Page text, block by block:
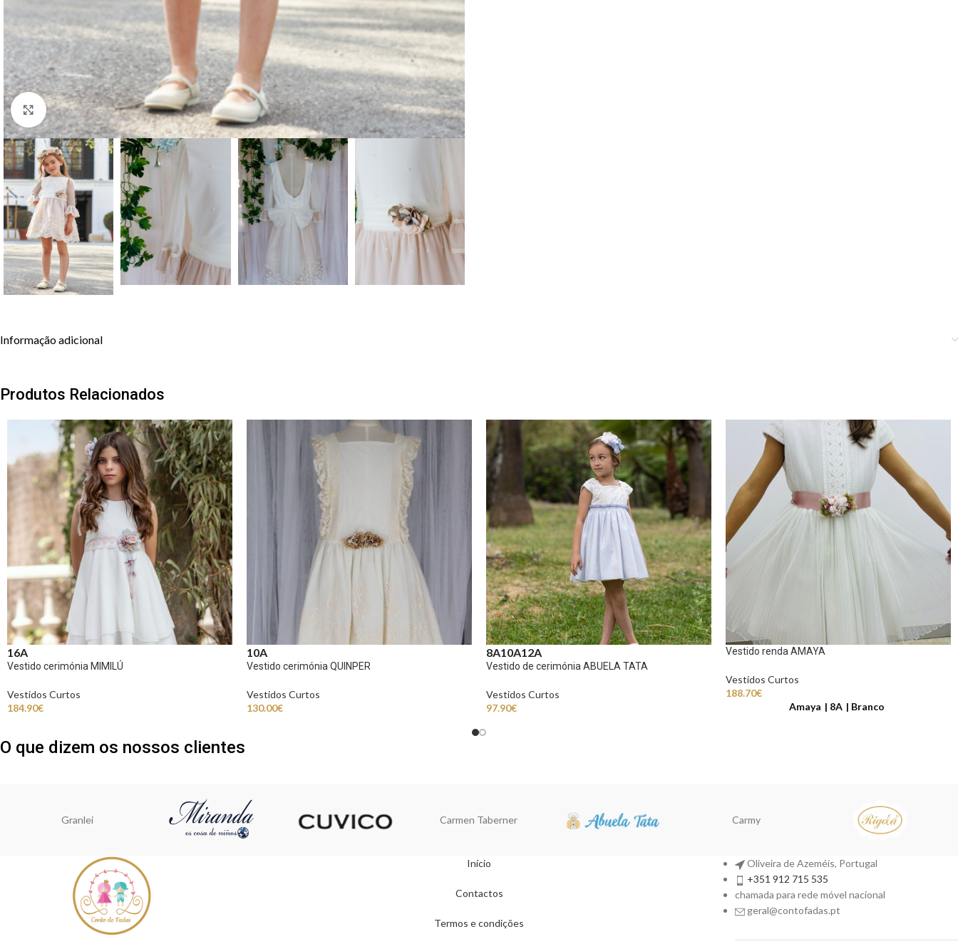
Clique para aumentar
Informação adicional
Produtos Relacionados
16A
Vestido cerimónia MIMILÚ
Vestidos Curtos
184.90€
10A
Vestido cerimónia QUINPER
Vestidos Curtos
130.00€
8A10A12A
Vestido de cerimónia ABUELA TATA
Vestidos Curtos
97.90€
Vestido renda AMAYA
Vestidos Curtos
188.70€
Amaya
8A Branco
O que dizem os nossos clientes
Granlei Carmen Taberner Carmy
Início
Contactos
Termos e condições
Oliveira de Azeméis, Portugal
+351 912 715 535
chamada para rede móvel nacional
geral@contofadas.pt